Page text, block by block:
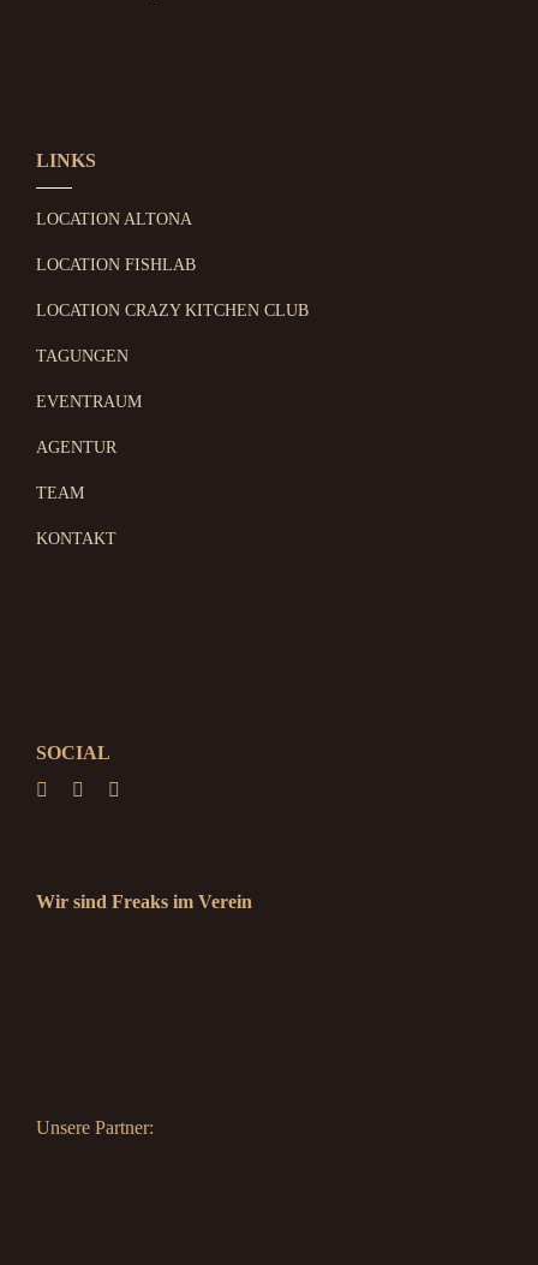
LINKS
LOCATION ALTONA
LOCATION FISHLAB
LOCATION CRAZY KITCHEN CLUB
TAGUNGEN
EVENTRAUM
AGENTUR
TEAM
KONTAKT
SOCIAL
Wir sind Freaks im Verein
Unsere Partner: